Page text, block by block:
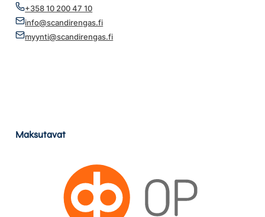
+358 10 200 47 10
info@scandirengas.fi
myynti@scandirengas.fi
Maksutavat